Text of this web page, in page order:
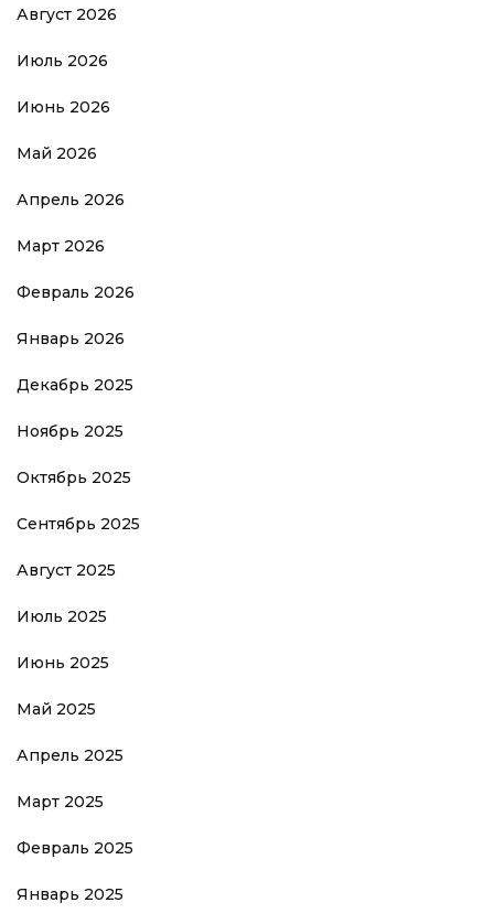
Август 2026
Июль 2026
Июнь 2026
Май 2026
Апрель 2026
Март 2026
Февраль 2026
Январь 2026
Декабрь 2025
Ноябрь 2025
Октябрь 2025
Сентябрь 2025
Август 2025
Июль 2025
Июнь 2025
Май 2025
Апрель 2025
Март 2025
Февраль 2025
Январь 2025